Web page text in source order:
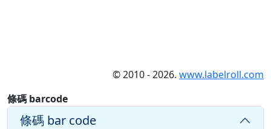
© 2010 - 2026. www.labelroll.com
條碼 barcode
條碼 bar code